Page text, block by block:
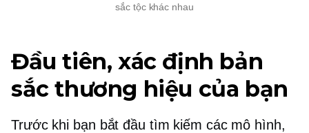
sắc tộc khác nhau
Đầu tiên, xác định bản
sắc thương hiệu của bạn
Trước khi bạn bắt đầu tìm kiếm các mô hình,